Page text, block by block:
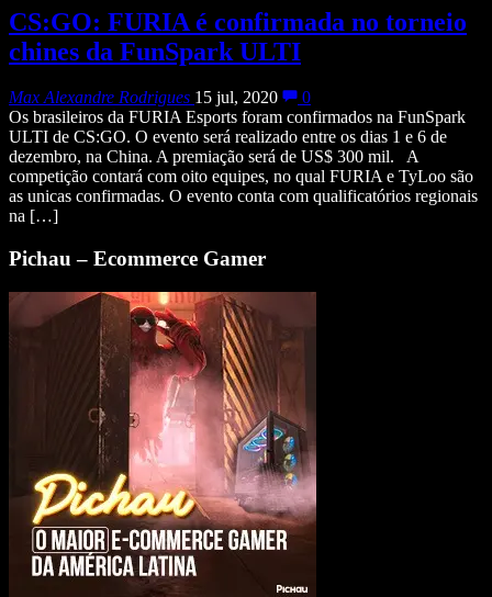
CS:GO: FURIA é confirmada no torneio
chines da FunSpark ULTI
Max Alexandre Rodrigues 15 jul, 2020
0
Os brasileiros da FURIA Esports foram confirmados na FunSpark
ULTI de CS:GO. O evento será realizado entre os dias 1 e 6 de
dezembro, na China. A premiação será de US$ 300 mil. A
competição contará com oito equipes, no qual FURIA e TyLoo são
as unicas confirmadas. O evento conta com qualificatórios regionais
na […]
Pichau – Ecommerce Gamer